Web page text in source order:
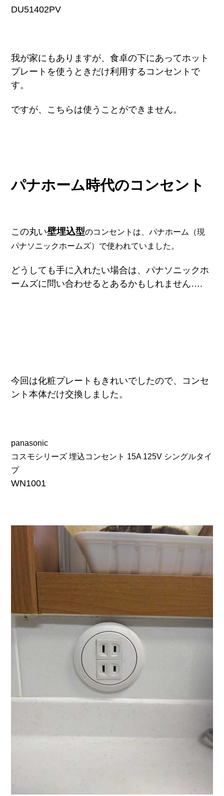
DU51402PV
我が家にもありますが、食卓の下にあってホット
プレートを使うときだけ利用するコンセントで
す。
ですが、こちらは使うことができません。
パナホーム時代のコンセント
この丸い壁埋込型のコンセントは、パナホーム（現
パナソニックホームズ）で使われていました。
どうしても手に入れたい場合は、パナソニックホ
ームズに問い合わせるとあるかもしれません….
今回は化粧プレートもきれいでしたので、コンセ
ント本体だけ交換しました。
panasonic
コスモシリーズ 埋込コンセント 15A 125V シングルタイ
プ
WN1001